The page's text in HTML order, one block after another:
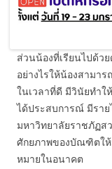
ส่วนน้องที่เรียนไปด้ว
อย่างไรให้น้องสามา
ในเวลาที่ดี มีวินัยทำใ
ได้ประสบการณ์ มีราย
มหาวิทยาลัยราชภัฏ
ศักยภาพของบัณฑิตให้
หมายในอนาคต